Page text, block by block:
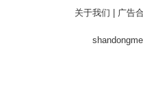
关于我们 广告